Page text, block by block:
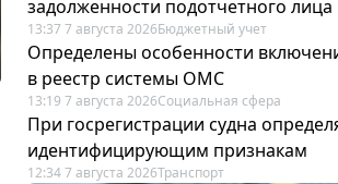
задолженности подотчетного лица
13:37 7 августа 2026Бюджетный учет
Определены особенности
в реестр системы ОМС
13:19 7 августа 2026Социальная сфера
При госрегистрации судна
идентифицирующим признакам
12:34 7 августа 2026Транспорт